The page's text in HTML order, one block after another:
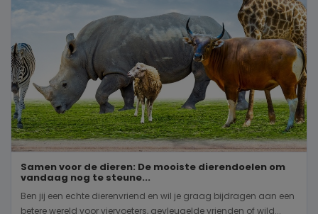
Samen voor de dieren: De mooiste dierendoelen om
vandaag nog te steune...
Ben jij een echte dierenvriend en wil je graag bijdragen aan een
betere wereld voor viervoeters, gevleugelde vrienden of wild...